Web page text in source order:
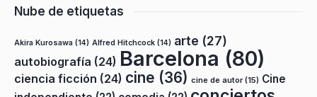
Nube de etiquetas
Akira Kurosawa (14) Alfred Hitchcock (14) arte (27)
autobiografía (24) Barcelona (80)
ciencia ficción (24) cine (36) cine de autor(15) Cine